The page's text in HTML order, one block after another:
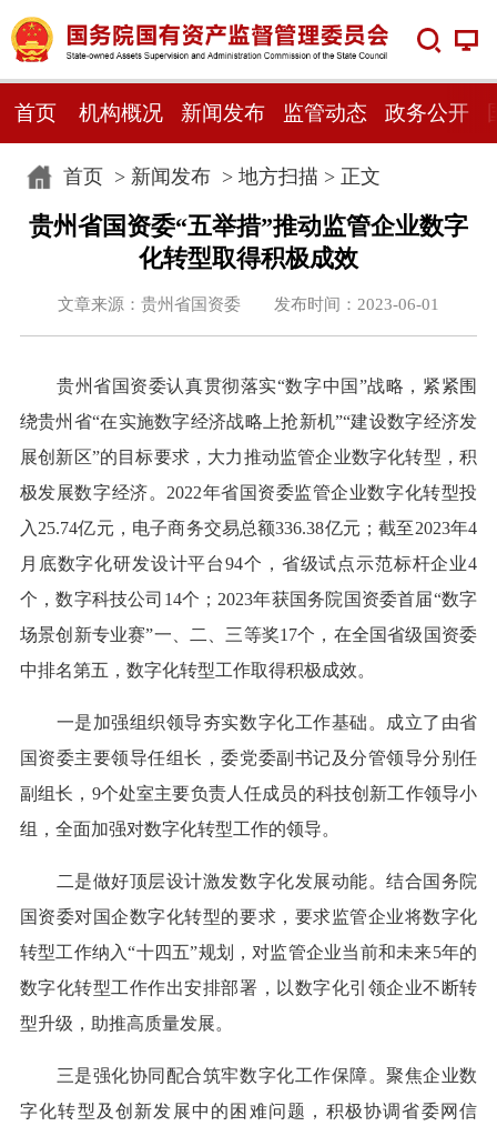
首页 机构概况 新闻发布 监管动态 政务公开
首页> 新闻发布> 地方扫描 > 正文
贵州省国资委“五举措”推动监管企业数字
化转型取得积极成效
文章来源：贵州省国资委 发布时间：2023-06-01
贵州省国资委认真贯彻落实“数字中国”战略，紧紧围
绕贵州省“在实施数字经济战略上抢新机”“建设数字经济发
展创新区”的目标要求，大力推动监管企业数字化转型，积
极发展数字经济。2022年省国资委监管企业数字化转型投
入25.74亿元，电子商务交易总额336.38亿元；截至2023年4
月底数字化研发设计平台94个，省级试点示范标杆企业4
个，数字科技公司14个；2023年获国务院国资委首届“数字
场景创新专业赛”一、二、三等奖17个，在全国省级国资委
中排名第五，数字化转型工作取得积极成效。
一是加强组织领导夯实数字化工作基础。成立了由省
国资委主要领导任组长，委党委副书记及分管领导分别任
副组长，9个处室主要负责人任成员的科技创新工作领导小
组，全面加强对数字化转型工作的领导。
二是做好顶层设计激发数字化发展动能。结合国务院
国资委对国企数字化转型的要求，要求监管企业将数字化
转型工作纳入“十四五”规划，对监管企业当前和未来5年的
数字化转型工作作出安排部署，以数字化引领企业不断转
型升级，助推高质量发展。
三是强化协同配合筑牢数字化工作保障。聚焦企业数
字化转型及创新发展中的困难问题，积极协调省委网信